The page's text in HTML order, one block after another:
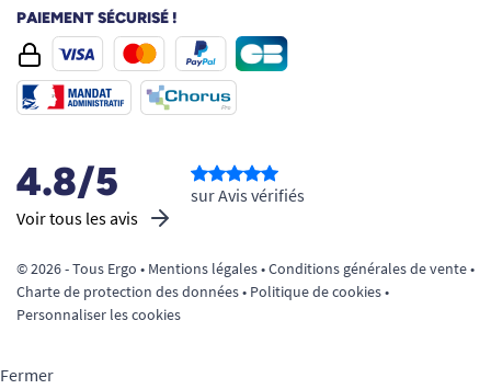
PAIEMENT SÉCURISÉ !
4.8/5
Voir tous les avis
sur Avis vérifiés
© 2026 - Tous Ergo • Mentions légales•Conditions générales de vente•
Charte de protection des données• Politique de cookies•
Personnaliser les cookies
Fermer